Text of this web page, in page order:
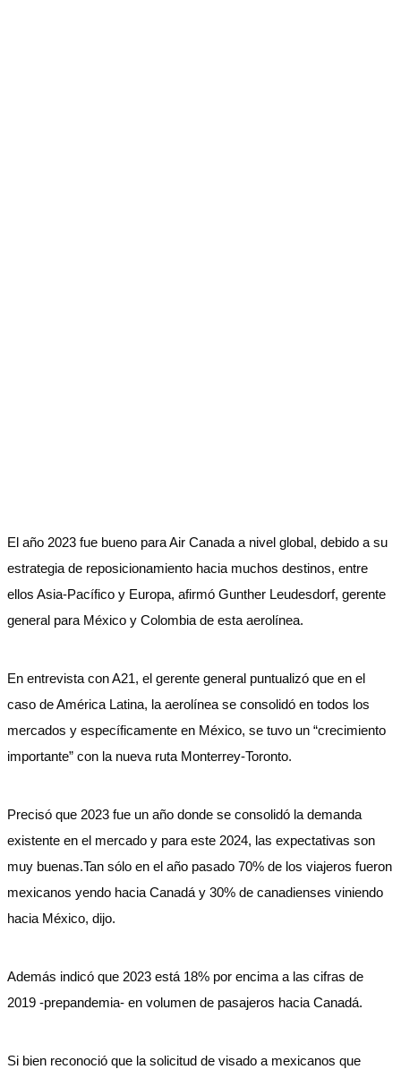
El año 2023 fue bueno para Air Canada a nivel global, debido a su
estrategia de reposicionamiento hacia muchos destinos, entre
ellos Asia-Pacífico y Europa, afirmó Gunther Leudesdorf, gerente
general para México y Colombia de esta aerolínea.
En entrevista con A21, el gerente general puntualizó que en el
caso de América Latina, la aerolínea se consolidó en todos los
mercados y específicamente en México, se tuvo un “crecimiento
importante” con la nueva ruta Monterrey-Toronto.
Precisó que 2023 fue un año donde se consolidó la demanda
existente en el mercado y para este 2024, las expectativas son
muy buenas.Tan sólo en el año pasado 70% de los viajeros fueron
mexicanos yendo hacia Canadá y 30% de canadienses viniendo
hacia México, dijo.
Además indicó que 2023 está 18% por encima a las cifras de
2019 -prepandemia- en volumen de pasajeros hacia Canadá.
Si bien reconoció que la solicitud de visado a mexicanos que